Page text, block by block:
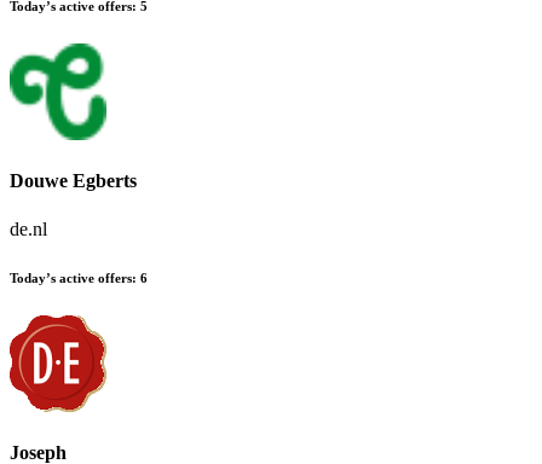
Today’s active offers: 5
Douwe Egberts
de.nl
Today’s active offers: 6
Joseph